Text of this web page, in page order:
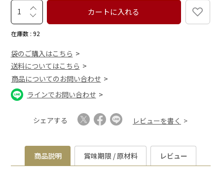
カートに入れる
在庫数 92
袋のご購入はこちら
送料についてはこちら
商品についてのお問い合わせ
ラインでお問い合わせ
シェアする レビューを書く
商品説明 賞味期限 / 原材料 レビュー